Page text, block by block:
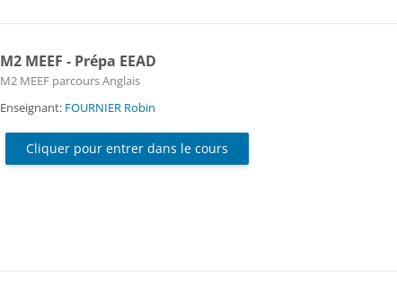
M2 MEEF - Prépa EEAD
Catégorie de cours
M2 MEEF parcours Anglais
Enseignant: FOURNIER Robin
Cliquer pour entrer dans le cours